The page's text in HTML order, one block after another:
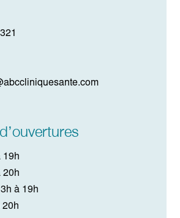
19h
20h
à 19h
20h